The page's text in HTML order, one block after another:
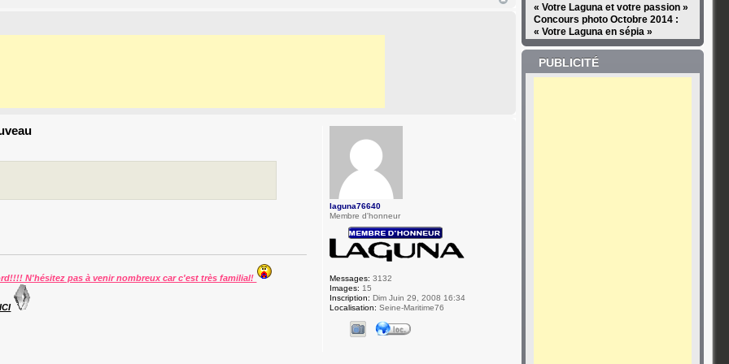
N'hésitez pas à venir nombreux car c'est très familial!
laguna76640
Membre d'honneur
Messages: 3132
Images: 15
Inscription: Dim Juin 29, 2008 16:34
Localisation: Seine-Maritime76
« Votre Laguna et votre passion »
Concours photo Octobre 2014 :
« Votre Laguna en sépia »
PUBLICITÉ